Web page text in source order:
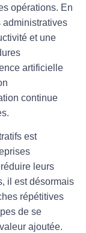
opérations. En
administratives
et une
artificielle
continue
est
leurs
il est désormais
répétitives
de se
ajoutée.